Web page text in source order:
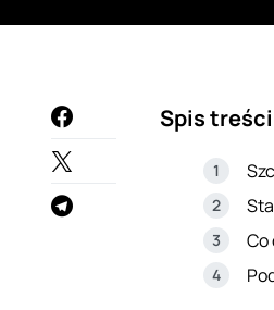
Spis treści
Co